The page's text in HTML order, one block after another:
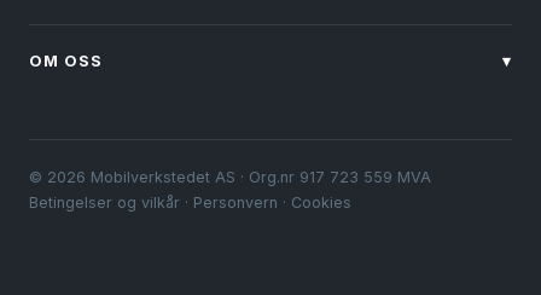
OM OSS ▾
© 2026 Mobilverkstedet AS · Org.nr 917 723 559 MVA
Betingelser og vilkår · Personvern · Cookies